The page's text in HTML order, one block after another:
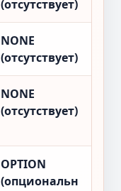
(отсутствует)
NONE
(отсутствует)
NONE
(отсутствует)
OPTION
(опциональн